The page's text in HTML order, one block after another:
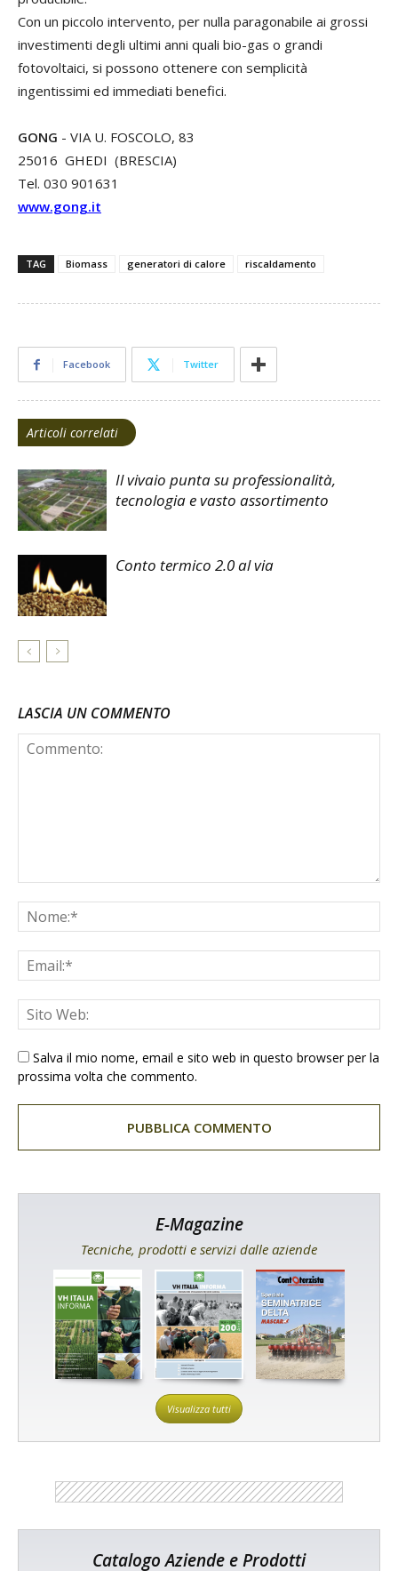
Con un piccolo intervento, per nulla paragonabile ai grossi
investimenti degli ultimi anni quali bio-gas o grandi
fotovoltaici, si possono ottenere con semplicità
ingentissimi ed immediati benefici.
GONG - VIA U. FOSCOLO, 83
25016 GHEDI (BRESCIA)
Tel. 030 901631
www.gong.it
TAG Biomass generatori di calore riscaldamento
Facebook Twitter
Articoli correlati
Il vivaio punta su professionalità,
tecnologia e vasto assortimento
Conto termico 2.0 al via
LASCIA UN COMMENTO
Salva il mio nome, email e sito web in questo browser per la
prossima volta che commento.
E-Magazine
Tecniche, prodotti e servizi dalle aziende
Visualizza tutti
Catalogo Aziende e Prodotti